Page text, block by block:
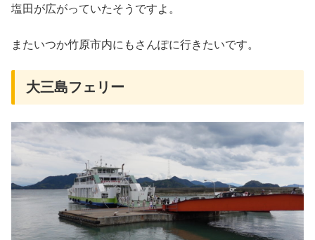
塩田が広がっていたそうですよ。
またいつか竹原市内にもさんぽに行きたいです。
大三島フェリー